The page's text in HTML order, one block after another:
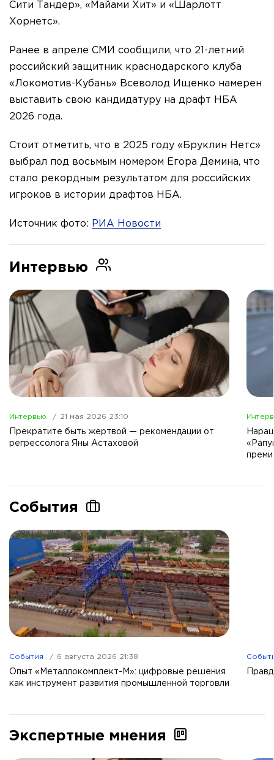
Сити Тандер», «Майами Хит» и «Шарлотт
Хорнетс».
Ранее в апреле СМИ сообщили, что 21-летний
российский защитник краснодарского клуба
«Локомотив-Кубань» Всеволод Ищенко намерен
выставить свою кандидатуру на драфт НБА
2026 года.
Стоит отметить, что в 2025 году «Бруклин Нетс»
выбрал под восьмым номером Егора Демина, что
стало рекордным результатом для российских
игроков в истории драфтов НБА.
Источник фото: РИА Новости
Интервью
Интервью 21 мая 2026 23:10
Прекратите быть жертвой — рекомендации от
регрессолога Яны Астаховой
События
События 6 августа 2026 21:38
Опыт «Металлокомплект-М»: цифровые решения
как инструмент развития промышленной торговли
Экспертные мнения